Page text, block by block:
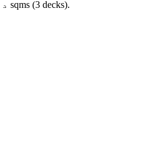
د کور ساحه 181 sqms + د ډیک ساحه 70.4 sqms (3 decks).